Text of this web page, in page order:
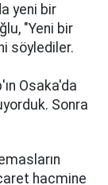
yeni bir
"Yeni bir
söylediler.
Osaka'da
Sonra
hacmine